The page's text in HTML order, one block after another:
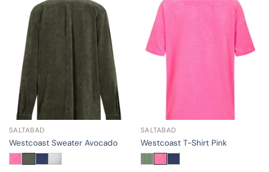
SALTABAD
Westcoast Sweater Avocado
SALTABAD
Westcoast T-Shirt Pink